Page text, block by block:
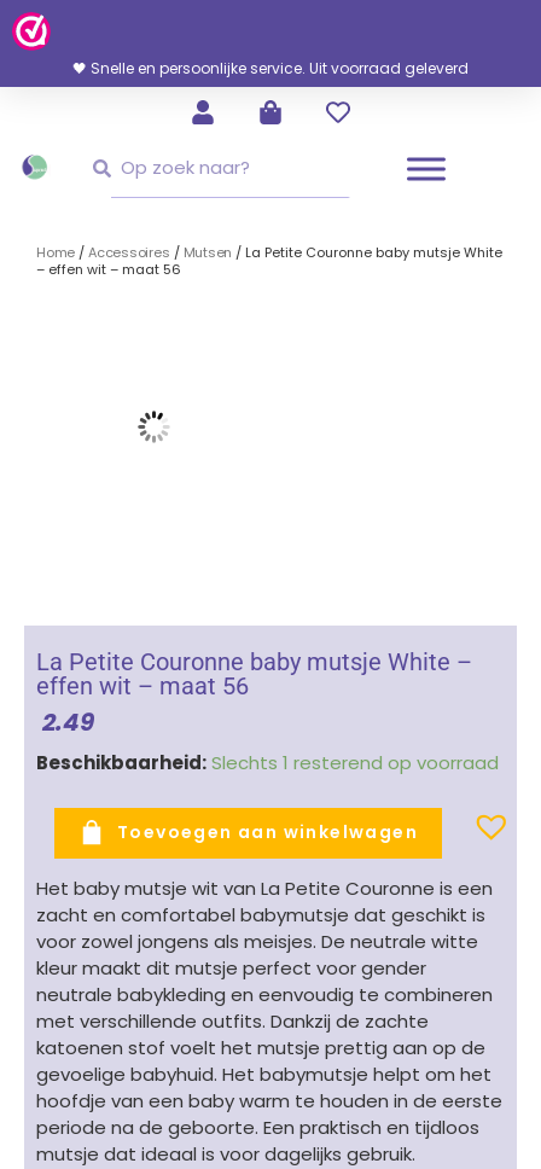
Ga
Naar
Inhoud
🖤 Snelle en persoonlijke service. Uit voorraad geleverd
Home /Accessoires / Mutsen / La Petite Couronne baby mutsje White
– effen wit – maat 56
La Petite Couronne baby mutsje White –
effen wit – maat 56
2.49
Beschikbaarheid:Slechts 1 resterend op voorraad
La
Couronne
White
-
effen
wit
-
maat
56
aantal
Toevoegen aan winkelwagen
Het baby mutsje wit van La Petite Couronne is een
zacht en comfortabel babymutsje dat geschikt is
voor zowel jongens als meisjes. De neutrale witte
kleur maakt dit mutsje perfect voor gender
neutrale babykleding en eenvoudig te combineren
met verschillende outfits. Dankzij de zachte
katoenen stof voelt het mutsje prettig aan op de
gevoelige babyhuid. Het babymutsje helpt om het
hoofdje van een baby warm te houden in de eerste
periode na de geboorte. Een praktisch en tijdloos
mutsje dat ideaal is voor dagelijks gebruik.